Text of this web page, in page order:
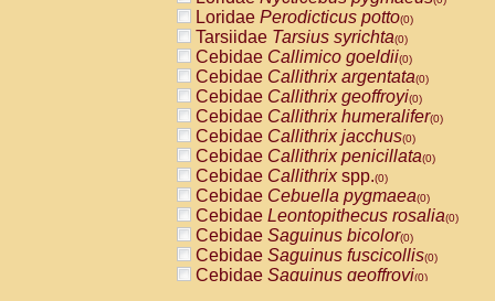
Loridae Perodicticus potto(0)
Tarsiidae Tarsius syrichta(0)
Cebidae Callimico goeldii(0)
Cebidae Callithrix argentata(0)
Cebidae Callithrix geoffroyi(0)
Cebidae Callithrix humeralifer(0)
Cebidae Callithrix jacchus(0)
Cebidae Callithrix penicillata(0)
Cebidae Callithrixspp.(0)
Cebidae Cebuella pygmaea(0)
Cebidae Leontopithecus rosalia(0)
Cebidae Saguinus bicolor(0)
Cebidae Saguinus fuscicollis(0)
Cebidae Saguinus geoffroyi(0)